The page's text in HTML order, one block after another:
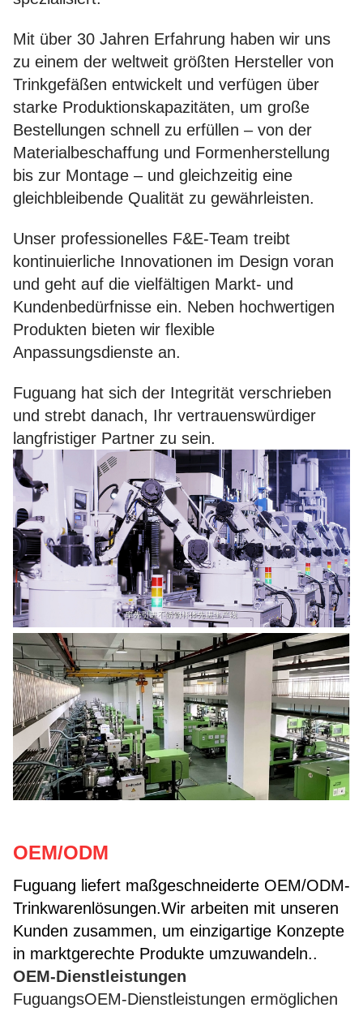
Mit über 30 Jahren Erfahrung haben wir uns
zu einem der weltweit größten Hersteller von
Trinkgefäßen entwickelt und verfügen über
starke Produktionskapazitäten, um große
Bestellungen schnell zu erfüllen – von der
Materialbeschaffung und Formenherstellung
bis zur Montage – und gleichzeitig eine
gleichbleibende Qualität zu gewährleisten.
Unser professionelles F&E-Team treibt
kontinuierliche Innovationen im Design voran
und geht auf die vielfältigen Markt- und
Kundenbedürfnisse ein. Neben hochwertigen
Produkten bieten wir flexible
Anpassungsdienste an.
Fuguang hat sich der Integrität verschrieben
und strebt danach, Ihr vertrauenswürdiger
langfristiger Partner zu sein.
OEM/ODM
Fuguang liefert maßgeschneiderte OEM/ODM-
Trinkwarenlösungen.Wir arbeiten mit unseren
Kunden zusammen, um einzigartige Konzepte
in marktgerechte Produkte umzuwandeln..
OEM-Dienstleistungen
FuguangsOEM-Dienstleistungen ermöglichen